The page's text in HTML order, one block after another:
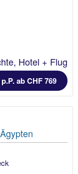
Hotel + Flug
ab CHF 769